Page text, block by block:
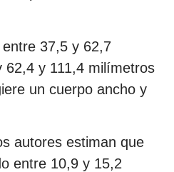
37,5 y 62,7
62,4 y 111,4 milímetros
un cuerpo ancho y
autores estiman que
entre 10,9 y 15,2